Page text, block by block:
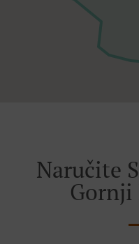
Naručite
Gornji